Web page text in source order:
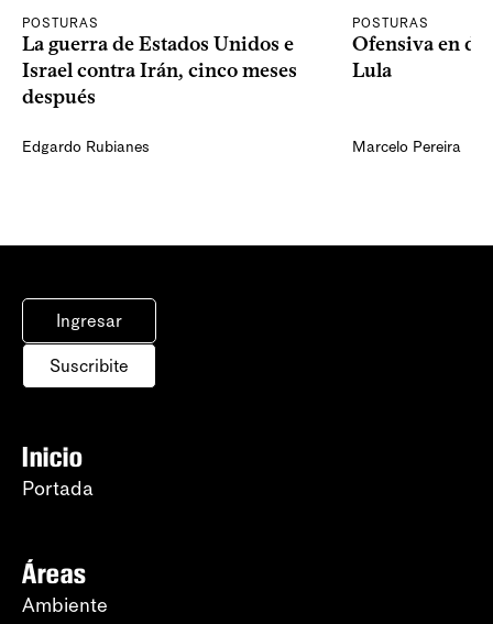
POSTURAS
La guerra de Estados Unidos e
Israel contra Irán, cinco meses
después
Edgardo Rubianes
POSTURAS
Ofensiva en
Lula
Marcelo Pereira
Ingresar
Suscribite
Inicio
Portada
Áreas
Ambiente